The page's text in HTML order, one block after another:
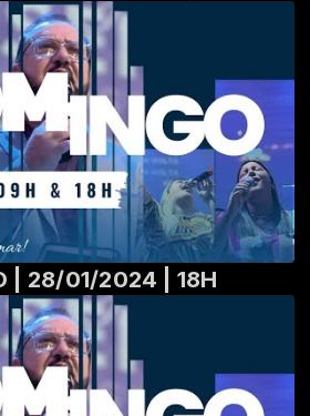
| 28/01/2024 | 18H